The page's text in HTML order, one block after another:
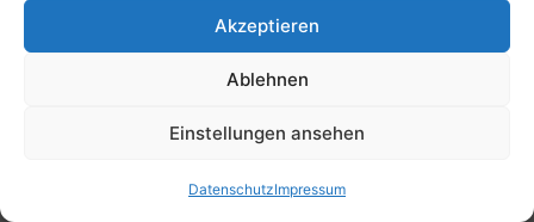
Akzeptieren
Ablehnen
Einstellungen ansehen
DatenschutzImpressum